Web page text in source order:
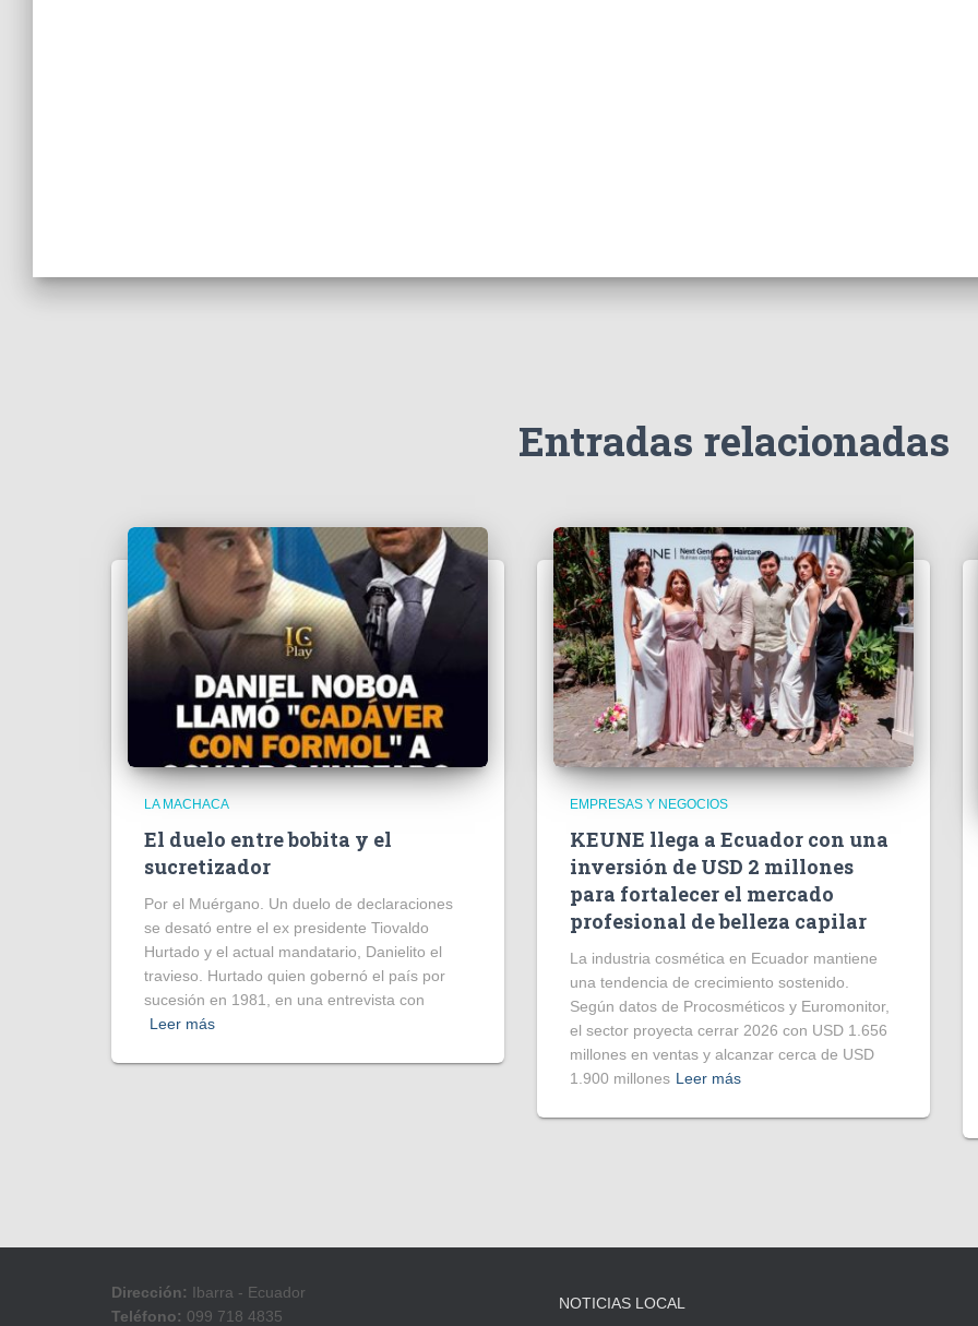
Entradas relacionadas
LA MACHACA
El duelo entre bobita y el
sucretizador
Por el Muérgano. Un duelo de declaraciones
se desató entre el ex presidente Tiovaldo
Hurtado y el actual mandatario, Danielito el
travieso. Hurtado quien gobernó el país por
sucesión en 1981, en una entrevista con
Leer más
EMPRESAS Y NEGOCIOS
KEUNE llega a Ecuador con una
inversión de USD 2 millones
para fortalecer el mercado
profesional de belleza capilar
La industria cosmética en Ecuador mantiene
una tendencia de crecimiento sostenido.
Según datos de Procosméticos y Euromonitor,
el sector proyecta cerrar 2026 con USD 1.656
millones en ventas y alcanzar cerca de USD
1.900 millones Leer más
Dirección: Ibarra - Ecuador
Teléfono: 099 718 4835
NOTICIAS LOCAL